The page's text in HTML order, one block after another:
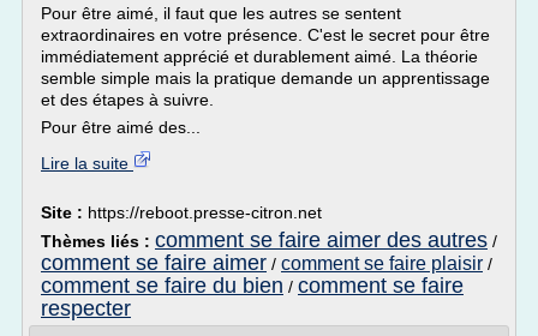
Pour être aimé, il faut que les autres se sentent
extraordinaires en votre présence. C'est le secret pour être
immédiatement apprécié et durablement aimé. La théorie
semble simple mais la pratique demande un apprentissage
et des étapes à suivre.
Pour être aimé des...
Lire la suite
Site : https://reboot.presse-citron.net
Thèmes liés : comment se faire aimer des autres /
comment se faire aimer / comment se faire plaisir /
comment se faire du bien / comment se faire
respecter